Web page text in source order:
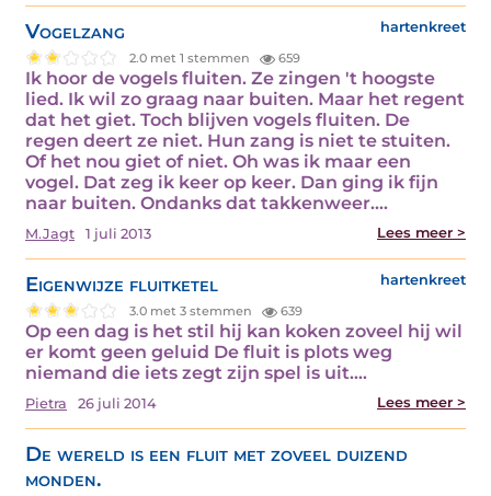
Vogelzang hartenkreet
2.0 met 1 stemmen 659
Ik hoor de vogels fluiten. Ze zingen 't hoogste
lied. Ik wil zo graag naar buiten. Maar het regent
dat het giet. Toch blijven vogels fluiten. De
regen deert ze niet. Hun zang is niet te stuiten.
Of het nou giet of niet. Oh was ik maar een
vogel. Dat zeg ik keer op keer. Dan ging ik fijn
naar buiten. Ondanks dat takkenweer.…
M.Jagt 1 juli 2013 Lees meer >
Eigenwijze fluitketel hartenkreet
3.0 met 3 stemmen 639
Op een dag is het stil hij kan koken zoveel hij wil
er komt geen geluid De fluit is plots weg
niemand die iets zegt zijn spel is uit.…
Pietra 26 juli 2014 Lees meer >
De wereld is een fluit met zoveel duizend
monden.